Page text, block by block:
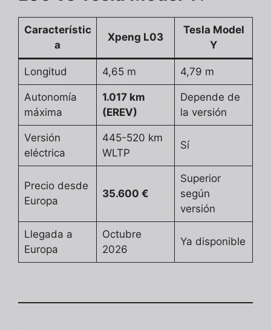
Característic
a
Xpeng L03
Tesla Model
Y
Longitud 4,65 m 4,79 m
Autonomía
máxima
1.017 km
(EREV)
Depende de
la versión
Versión
eléctrica
445-520 km
WLTP
Sí
Precio desde
Europa
35.600 €
Superior
según
versión
Llegada a
Europa
Octubre
2026
Ya disponible